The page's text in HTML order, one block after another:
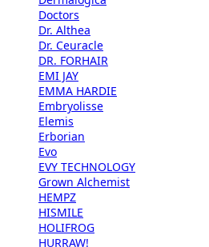
Doctors
Dr. Althea
Dr. Ceuracle
DR. FORHAIR
EMI JAY
EMMA HARDIE
Embryolisse
Elemis
Erborian
Evo
EVY TECHNOLOGY
Grown Alchemist
HEMPZ
HISMILE
HOLIFROG
HURRAW!